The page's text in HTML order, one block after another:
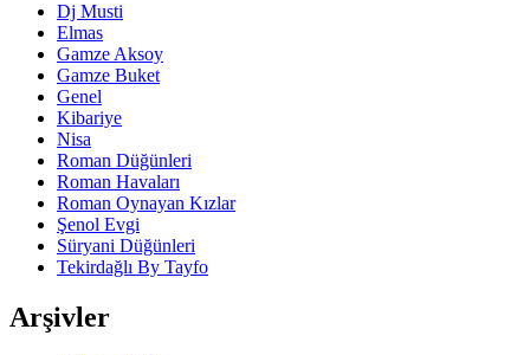
Dj Musti
Elmas
Gamze Aksoy
Gamze Buket
Genel
Kibariye
Nisa
Roman Düğünleri
Roman Havaları
Roman Oynayan Kızlar
Şenol Evgi
Süryani Düğünleri
Tekirdağlı By Tayfo
Arşivler